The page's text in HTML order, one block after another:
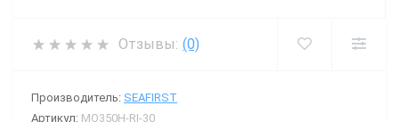
Отзывы: (0)
Производитель: SEAFIRST
Артикул: MO350H-RI-30